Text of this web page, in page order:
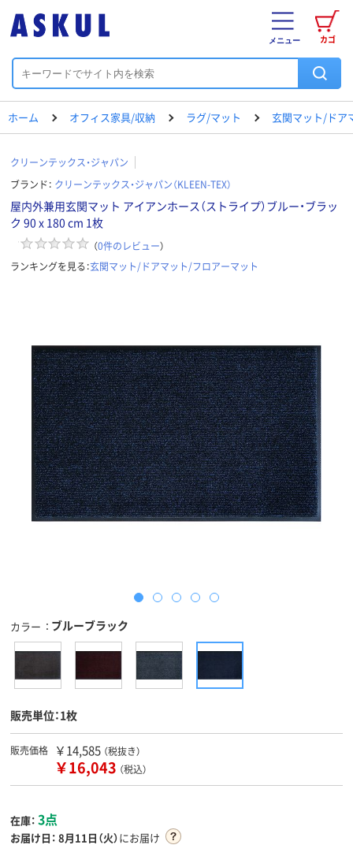
カゴ
メニュー
ホーム オフィス家具/収納 ラグ/マット 玄関マット/ドア
クリーンテックス・ジャパン
ブランド： クリーンテックス・ジャパン（KLEEN-TEX）
屋内外兼用玄関マット アイアンホース（ストライプ）ブルー・ブラッ
ク 90 x 180 cm 1枚
（0件のレビュー）
ランキングを見る：玄関マット/ドアマット/フロアーマット
カラー ブルーブラック
販売単位：1枚
販売価格 ￥14,585 （税抜き）
￥16,043 （税込）
在庫： 3点
お届け日： 8月11日（火）にお届け